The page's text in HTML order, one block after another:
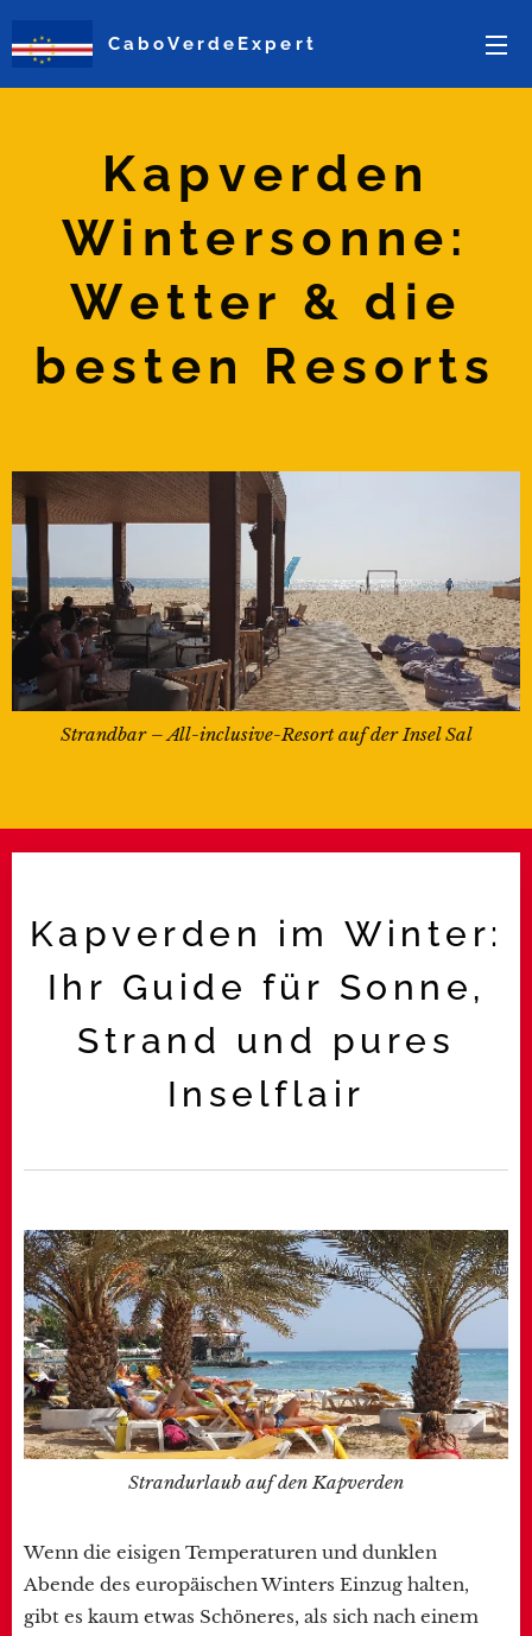
CaboVerdeExpert
Kapverden
Wintersonne:
Wetter & die
besten Resorts
Strandbar – All-inclusive-Resort auf der Insel Sal
Kapverden im Winter:
Ihr Guide für Sonne,
Strand und pures
Inselflair
Strandurlaub auf den Kapverden
Wenn die eisigen Temperaturen und dunklen
Abende des europäischen Winters Einzug halten,
gibt es kaum etwas Schöneres, als sich nach einem